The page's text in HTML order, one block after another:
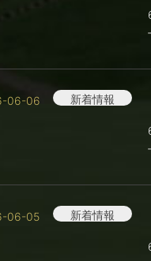
06-06 新着情報
06-05 新着情報